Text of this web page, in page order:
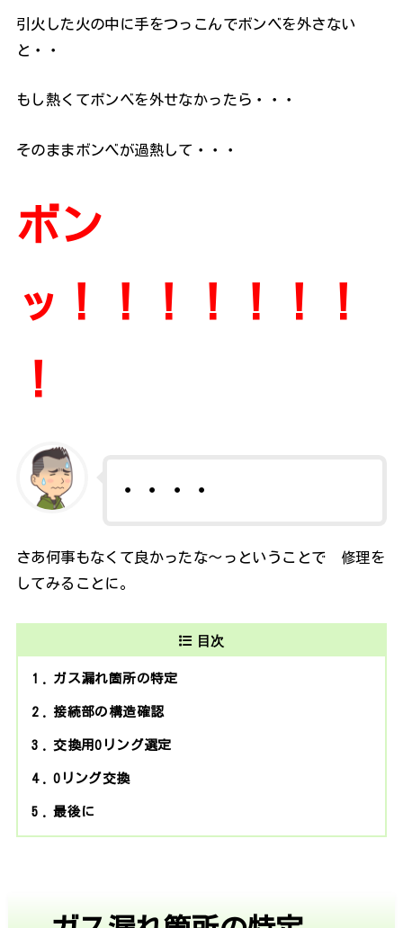
引火した火の中に手をつっこんでボンベを外さない
と・・
もし熱くてボンベを外せなかったら・・・
そのままボンベが過熱して・・・
ボン
ッ！！！！！！！
！
・・・・
さあ何事もなくて良かったな～っということで 修理を
してみることに。
目次
1 ガス漏れ箇所の特定
2 接続部の構造確認
3 交換用Oリング選定
4 Oリング交換
5 最後に